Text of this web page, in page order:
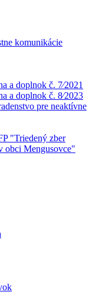
komunikácie
a doplnok č. 7⁄2021
a doplnok č. 8⁄2023
pre neaktívne
"Triedený zber
obci Mengusovce"